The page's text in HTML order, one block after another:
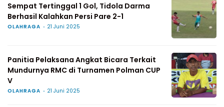
Sempat Tertinggal 1 Gol, Tidola Darma
Berhasil Kalahkan Persi Pare 2-1
OLAHRAGA 21 Juni 2025
Panitia Pelaksana Angkat Bicara Terkait
Mundurnya RMC di Turnamen Polman CUP
V
OLAHRAGA 21 Juni 2025